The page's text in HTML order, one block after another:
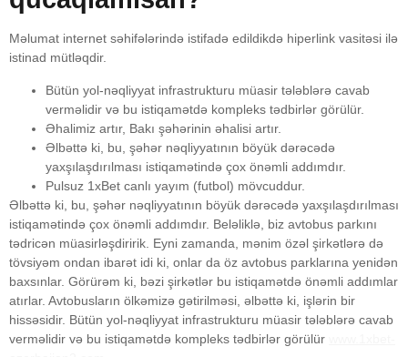
Məlumat internet səhifələrində istifadə edildikdə hiperlink vasitəsi ilə
istinad mütləqdir.
Bütün yol-nəqliyyat infrastrukturu müasir tələblərə cavab
verməlidir və bu istiqamətdə kompleks tədbirlər görülür.
Əhalimiz artır, Bakı şəhərinin əhalisi artır.
Əlbəttə ki, bu, şəhər nəqliyyatının böyük dərəcədə
yaxşılaşdırılması istiqamətində çox önəmli addımdır.
Pulsuz 1xBet canlı yayım (futbol) mövcuddur.
Əlbəttə ki, bu, şəhər nəqliyyatının böyük dərəcədə yaxşılaşdırılması
istiqamətində çox önəmli addımdır. Beləliklə, biz avtobus parkını
tədricən müasirləşdiririk. Eyni zamanda, mənim özəl şirkətlərə də
tövsiyəm ondan ibarət idi ki, onlar da öz avtobus parklarına yenidən
baxsınlar. Görürəm ki, bəzi şirkətlər bu istiqamətdə önəmli addımlar
atırlar. Avtobusların ölkəmizə gətirilməsi, əlbəttə ki, işlərin bir
hissəsidir. Bütün yol-nəqliyyat infrastrukturu müasir tələblərə cavab
verməlidir və bu istiqamətdə kompleks tədbirlər görülür